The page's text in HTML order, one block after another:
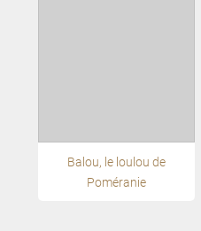
Balou, le loulou de
Poméranie